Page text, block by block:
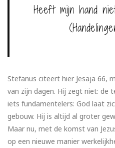
Heeft mijn hand
Stefanus citeert hier Jesaja 66,
van zijn dagen. Hij zegt niet: de
iets fundamentelers: God laat
gebouw. Hij is altijd al groter
Maar nu, met de komst van
op een nieuwe manier